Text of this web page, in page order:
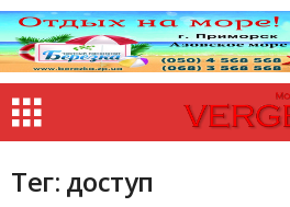
Тег: доступ